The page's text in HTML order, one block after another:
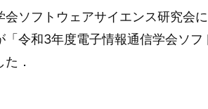
会ソフトウェアサイエンス研究会
「令和3年度電子情報通信学会ソ
．